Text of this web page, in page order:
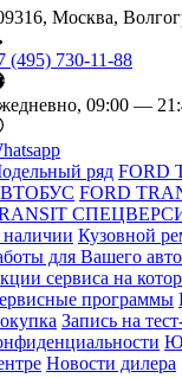
Москва,
(495) 730-11-88
09:00 —
ряд FORD
FORD
Кузовной
для Вашего
сервиса на
программы
Запись на
Новости дилера